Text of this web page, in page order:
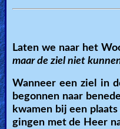
Laten we naar het
maar de ziel niet
Wanneer een ziel in
begonnen naar
kwamen bij een
gingen met de Heer